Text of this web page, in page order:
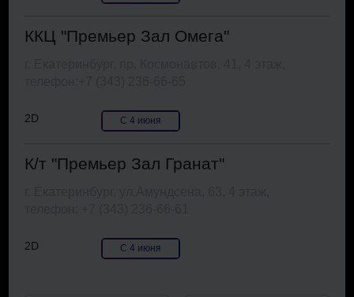
ККЦ "Премьер Зал Омега"
2D С 4 июня
К/т "Премьер Зал Гранат"
2D С 4 июня